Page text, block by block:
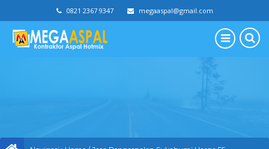
0821 2367 9347 megaaspal@gmail.com